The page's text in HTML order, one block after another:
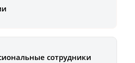
сотрудники